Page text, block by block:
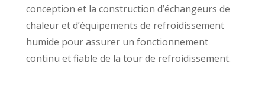
conception et la construction d’échangeurs de
chaleur et d’équipements de refroidissement
humide pour assurer un fonctionnement
continu et fiable de la tour de refroidissement.